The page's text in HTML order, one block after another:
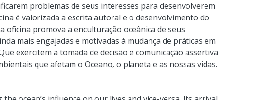
problemas de seus interesses para desenvolverem
é valorizada a escrita autoral e o desenvolvimento do
oficina promova a enculturação oceânica de seus
mais engajadas e motivadas à mudança de práticas em
exercitem a tomada de decisão e comunicação assertiva
que afetam o Oceano, o planeta e as nossas vidas.